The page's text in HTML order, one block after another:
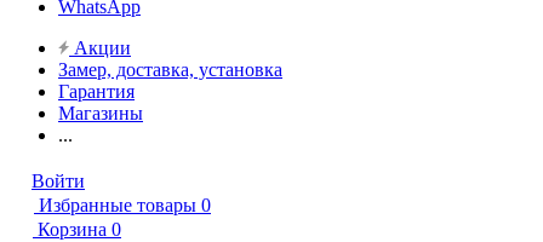
WhatsApp
Акции
Замер, доставка, установка
Гарантия
Магазины
...
Войти
Избранные товары 0
Корзина 0